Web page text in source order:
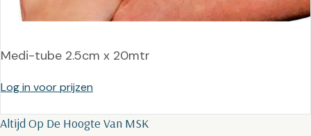
Medi-tube 2.5cm x 20mtr
Log in voor prijzen
Altijd Op De Hoogte Van MSK